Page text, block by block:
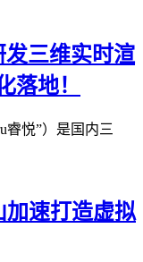
发三维实时渲
落地！
睿悦”）是国内三
加速打造虚拟